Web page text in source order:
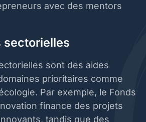
avec des mentors
sectorielles
sont des aides
prioritaires comme
Par exemple, le Fonds
finance des projets
tandis que des